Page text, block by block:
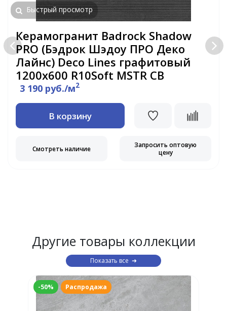
Быстрый просмотр
Керамогранит Badrock Shadow
PRO (Бэдрок Шэдоу ПРО Деко
Лайнс) Deco Lines графитовый
1200х600 R10Soft MSTR CB
3 190 руб./м2
В корзину
Смотреть наличие
Запросить оптовую
цену
Другие товары коллекции
Показать все
-50% Распродажа